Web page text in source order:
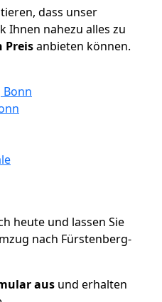
dass unser
Ihnen nahezu alles zu
Preisanbieten können.
heute und lassen Sie
nach Fürstenberg-
aus und erhalten